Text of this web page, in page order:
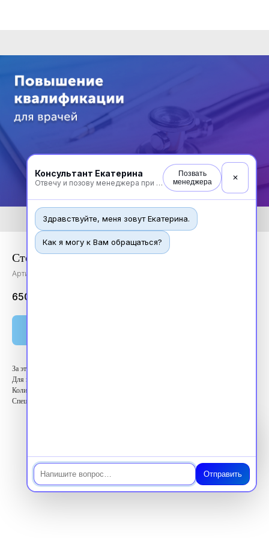
Консультант Екатерина
Отвечу и позову менеджера при необходимости
Позвать
менеджера
✕
Здравствуйте, меня зовут Екатерина.
Как я могу к Вам обращаться?
Отправить
Стоматология терапевтическая
Артикул:
6500.00
За этот курс вы получите 36 баллов ЗЕТ
Для кого: Высший медицинский персонал
Количество баллов: 36 ЗЕТ
Специальность: Стоматология терапевтическая